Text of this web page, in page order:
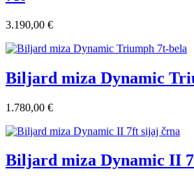
3.190,00 €
Biljard miza Dynamic
1.780,00 €
Biljard miza Dynamic II